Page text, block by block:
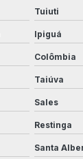
Tuiuti
Ipiguá
Colômbia
Taiúva
Sales
Restinga
Santa